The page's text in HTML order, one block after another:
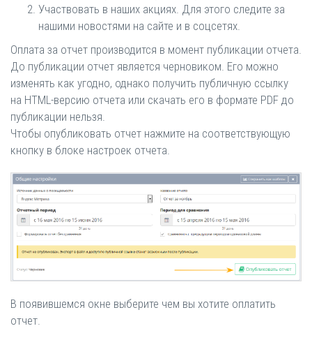
Участвовать в наших акциях. Для этого следите за
нашими новостями на сайте и в соцсетях.
Оплата за отчет производится в момент публикации отчета.
До публикации отчет является черновиком. Его можно
изменять как угодно, однако получить публичную ссылку
на HTML-версию отчета или скачать его в формате PDF до
публикации нельзя.
Чтобы опубликовать отчет нажмите на соответствующую
кнопку в блоке настроек отчета.
В появившемся окне выберите чем вы хотите оплатить
отчет.